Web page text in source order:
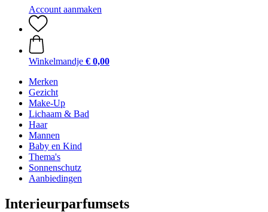
Account aanmaken
Winkelmandje € 0,00
Merken
Gezicht
Make-Up
Lichaam & Bad
Haar
Mannen
Baby en Kind
Thema's
Sonnenschutz
Aanbiedingen
Interieurparfumsets